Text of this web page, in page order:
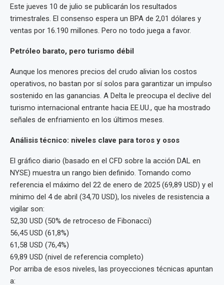
Este jueves 10 de julio se publicarán los resultados
trimestrales. El consenso espera un BPA de 2,01 dólares y
ventas por 16.190 millones. Pero no todo juega a favor.
Petróleo barato, pero turismo débil
Aunque los menores precios del crudo alivian los costos
operativos, no bastan por sí solos para garantizar un impulso
sostenido en las ganancias. A Delta le preocupa el declive del
turismo internacional entrante hacia EE.UU., que ha mostrado
señales de enfriamiento en los últimos meses.
Análisis técnico: niveles clave para toros y osos
El gráfico diario (basado en el CFD sobre la acción DAL en
NYSE) muestra un rango bien definido. Tomando como
referencia el máximo del 22 de enero de 2025 (69,89 USD) y el
mínimo del 4 de abril (34,70 USD), los niveles de resistencia a
vigilar son:
52,30 USD (50% de retroceso de Fibonacci)
56,45 USD (61,8%)
61,58 USD (76,4%)
69,89 USD (nivel de referencia completo)
Por arriba de esos niveles, las proyecciones técnicas apuntan
a: